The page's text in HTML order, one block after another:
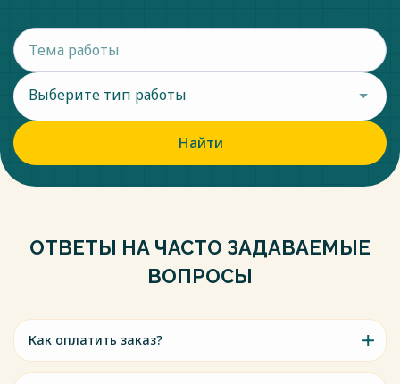
Выберите тип работы
Найти
ОТВЕТЫ НА ЧАСТО ЗАДАВАЕМЫЕ
ВОПРОСЫ
Как оплатить заказ?